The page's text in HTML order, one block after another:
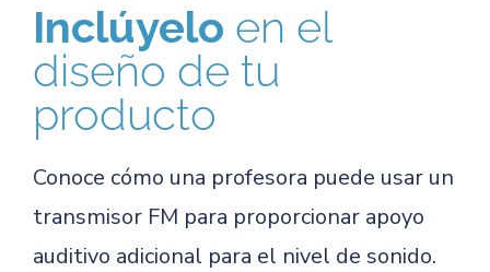
Inclúyelo en el
diseño de tu
producto
Conoce cómo una profesora puede usar un
transmisor FM para proporcionar apoyo
auditivo adicional para el nivel de sonido.